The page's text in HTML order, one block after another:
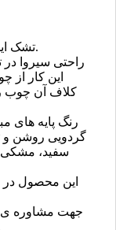
تشک این کار دوبل و بسیار با دوام می باشد.
این کار
کلاف آن چوب
رنگ پایه های
گردویی روشن و
سفید،
این محصول در
جهت مشاوره ی